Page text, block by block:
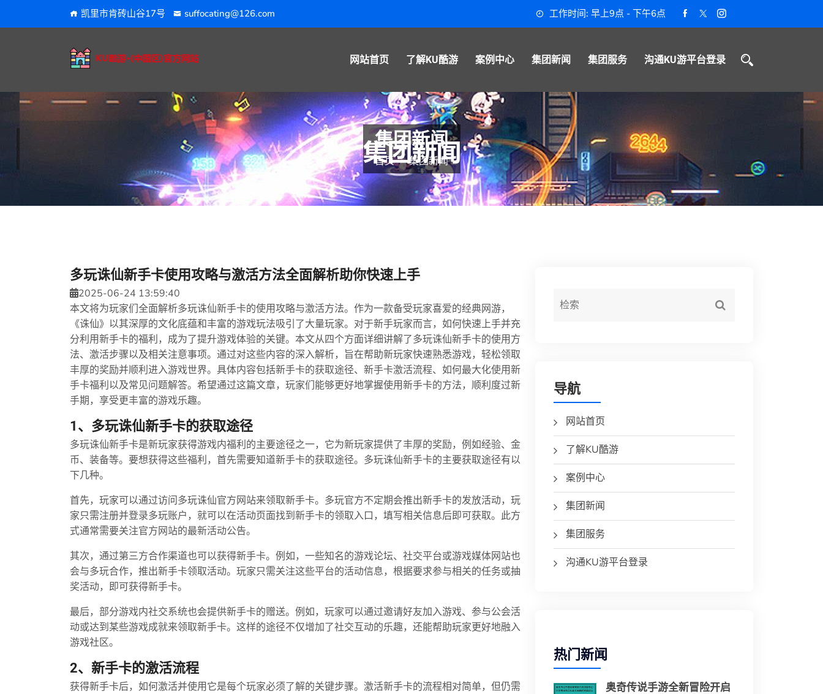
凯里市肯砖山谷17号 suffocating@126.com 工作时间: 早上9点 - 下午6点
网站首页 了解KU酷游 案例中心 集团新闻 集团服务 沟通KU游平台登录
集团新闻
首页 集团新闻
多玩诛仙新手卡使用攻略与激活方法全面解析助你快速上手
2025-06-24 13:59:40
本文将为玩家们全面解析多玩诛仙新手卡的使用攻略与激活方法。作为一款备受玩家喜爱的经典网游，
《诛仙》以其深厚的文化底蕴和丰富的游戏玩法吸引了大量玩家。对于新手玩家而言，如何快速上手并充
分利用新手卡的福利，成为了提升游戏体验的关键。本文从四个方面详细讲解了多玩诛仙新手卡的使用方
法、激活步骤以及相关注意事项。通过对这些内容的深入解析，旨在帮助新玩家快速熟悉游戏，轻松领取
丰厚的奖励并顺利进入游戏世界。具体内容包括新手卡的获取途径、新手卡激活流程、如何最大化使用新
手卡福利以及常见问题解答。希望通过这篇文章，玩家们能够更好地掌握使用新手卡的方法，顺利度过新
手期，享受更丰富的游戏乐趣。
1、多玩诛仙新手卡的获取途径
多玩诛仙新手卡是新玩家获得游戏内福利的主要途径之一，它为新玩家提供了丰厚的奖励，例如经验、金
币、装备等。要想获得这些福利，首先需要知道新手卡的获取途径。多玩诛仙新手卡的主要获取途径有以
下几种。
首先，玩家可以通过访问多玩诛仙官方网站来领取新手卡。多玩官方不定期会推出新手卡的发放活动，玩
家只需注册并登录多玩账户，就可以在活动页面找到新手卡的领取入口，填写相关信息后即可获取。此方
式通常需要关注官方网站的最新活动公告。
其次，通过第三方合作渠道也可以获得新手卡。例如，一些知名的游戏论坛、社交平台或游戏媒体网站也
会与多玩合作，推出新手卡领取活动。玩家只需关注这些平台的活动信息，根据要求参与相关的任务或抽
奖活动，即可获得新手卡。
最后，部分游戏内社交系统也会提供新手卡的赠送。例如，玩家可以通过邀请好友加入游戏、参与公会活
动或达到某些游戏成就来领取新手卡。这样的途径不仅增加了社交互动的乐趣，还能帮助玩家更好地融入
游戏社区。
2、新手卡的激活流程
获得新手卡后，如何激活并使用它是每个玩家必须了解的关键步骤。激活新手卡的流程相对简单，但仍需
导航
网站首页
了解KU酷游
案例中心
集团新闻
集团服务
沟通KU游平台登录
热门新闻
奥奇传说手游全新冒险开启